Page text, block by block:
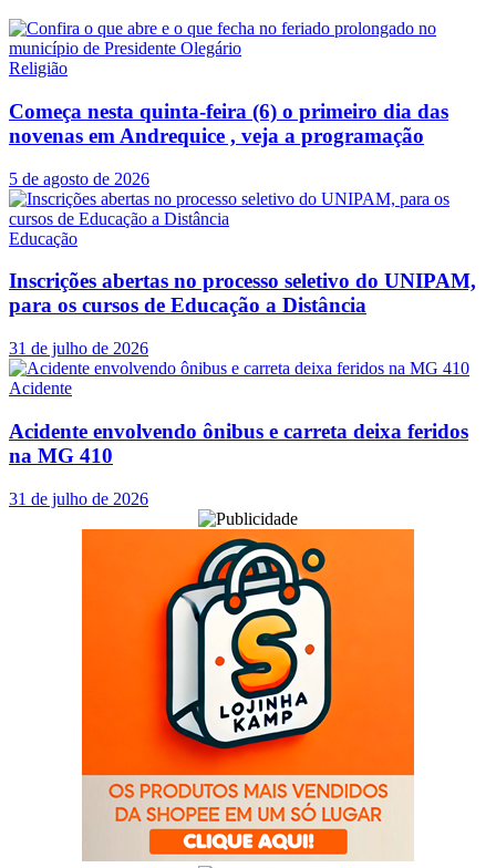
Religião
Começa nesta quinta-feira (6) o primeiro dia das
novenas em Andrequice , veja a programação
5 de agosto de 2026
Educação
Inscrições abertas no processo seletivo do UNIPAM,
para os cursos de Educação a Distância
31 de julho de 2026
Acidente
Acidente envolvendo ônibus e carreta deixa feridos
na MG 410
31 de julho de 2026